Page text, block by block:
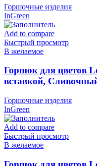
Горшочные изделия
InGreen
Add to compare
Быстрый просмотр
В желаемое
Горшок для цветов
вставкой,
Горшочные изделия
InGreen
Add to compare
Быстрый просмотр
В желаемое